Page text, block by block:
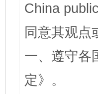
China
同意其观点
一、遵守各
定》。